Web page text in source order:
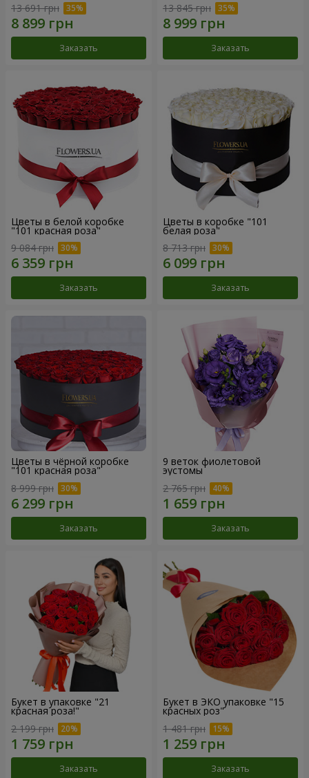
13 691 грн
Заказать
13 845 грн
Заказать
Цветы в белой коробке
"101 красная роза"
9 084 грн
Заказать
Цветы в коробке "101
белая роза"
8 713 грн
Заказать
Цветы в чёрной коробке
"101 красная роза"
8 999 грн
Заказать
9 веток фиолетовой
эустомы
2 765 грн
Заказать
Букет в упаковке "21
красная роза!"
2 199 грн
Заказать
Букет в ЭКО упаковке "15
красных роз"
1 481 грн
Заказать